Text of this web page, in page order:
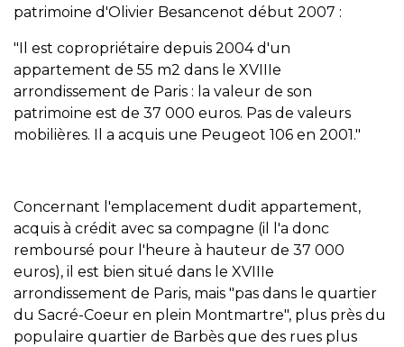
patrimoine d'Olivier Besancenot début 2007 :
"Il est copropriétaire depuis 2004 d'un
appartement de 55 m2 dans le XVIIIe
arrondissement de Paris : la valeur de son
patrimoine est de 37 000 euros. Pas de valeurs
mobilières. Il a acquis une Peugeot 106 en 2001."
Concernant l'emplacement dudit appartement,
acquis à crédit avec sa compagne (il l'a donc
remboursé pour l'heure à hauteur de 37 000
euros), il est bien situé dans le XVIIIe
arrondissement de Paris, mais "pas dans le quartier
du Sacré-Coeur en plein Montmartre", plus près du
populaire quartier de Barbès que des rues plus